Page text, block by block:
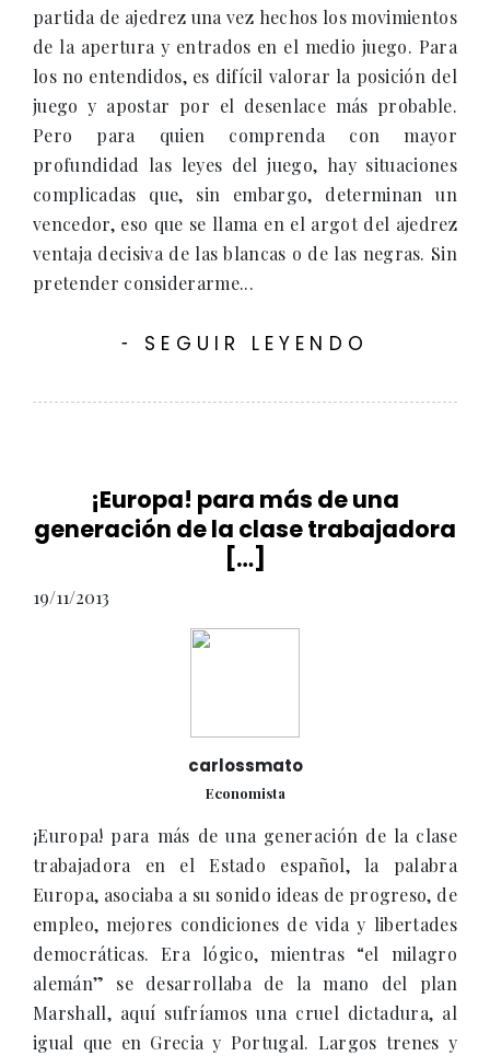
partida de ajedrez una vez hechos los movimientos
de la apertura y entrados en el medio juego. Para
los no entendidos, es difícil valorar la posición del
juego y apostar por el desenlace más probable.
Pero para quien comprenda con mayor
profundidad las leyes del juego, hay situaciones
complicadas que, sin embargo, determinan un
vencedor, eso que se llama en el argot del ajedrez
ventaja decisiva de las blancas o de las negras. Sin
pretender considerarme...
- SEGUIR LEYENDO
¡Europa! para más de una
generación de la clase trabajadora
[…]
19/11/2013
carlossmato
Economista
¡Europa! para más de una generación de la clase
trabajadora en el Estado español, la palabra
Europa, asociaba a su sonido ideas de progreso, de
empleo, mejores condiciones de vida y libertades
democráticas. Era lógico, mientras “el milagro
alemán” se desarrollaba de la mano del plan
Marshall, aquí sufríamos una cruel dictadura, al
igual que en Grecia y Portugal. Largos trenes y